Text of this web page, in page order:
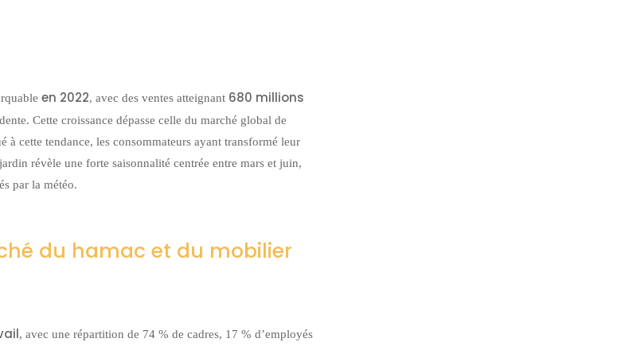
en 2022, avec des ventes atteignant 680 millions
Cette croissance dépasse celle du marché global de
cette tendance, les consommateurs ayant transformé leur
révèle une forte saisonnalité centrée entre mars et juin,
par la météo.
du hamac et du mobilier
, avec une répartition de 74 % de cadres, 17 % d’employés